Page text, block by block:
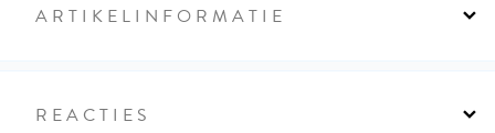
ARTIKELINFORMATIE
REACTIES